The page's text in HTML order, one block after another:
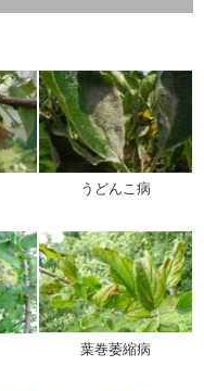
うどんこ病
葉巻萎縮病